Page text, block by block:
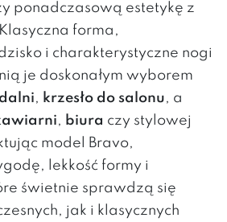
ponadczasową estetykę z
forma,
i charakterystyczne nogi
je doskonałym wyborem
, krzesło do salonu, a
, biura czy stylowej
model Bravo,
lekkość formy i
świetnie sprawdzą się
jak i klasycznych